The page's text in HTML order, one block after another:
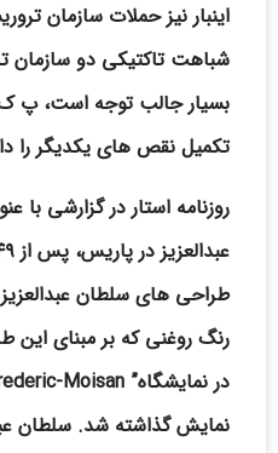
اینبار نیز حملات سازمان
شباهت تاکتیکی دو سازمان
بسیار جالب توجه است،
تکمیل نقص های یکدیگر را
روزنامه استار در گزارشی
طراحی های سلطان
رنگ روغنی که بر مبنای این
نمایش گذاشته شد. سلطان